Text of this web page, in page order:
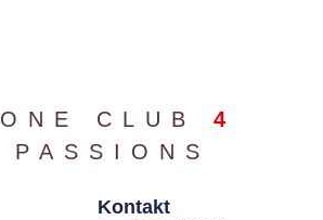
ONE CLUB
4
PASSIONS
Kontakt